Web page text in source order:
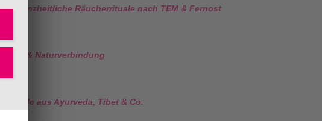
ganzheitliche Räucherrituale nach TEM & Fernost
& Naturverbindung
aus Ayurveda, Tibet & Co.